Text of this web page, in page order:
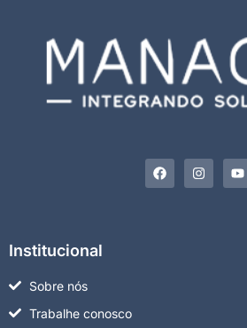
Institucional
Sobre nós
Trabalhe conosco